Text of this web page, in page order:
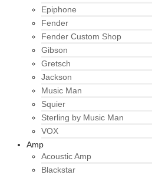
Epiphone
Fender
Fender Custom Shop
Gibson
Gretsch
Jackson
Music Man
Squier
Sterling by Music Man
VOX
Amp
Acoustic Amp
Blackstar